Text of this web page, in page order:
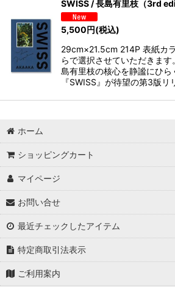
SWISS / 長島有里枝（3rd
5,500円(税込)
29cm×21.5cm 214P 表紙カ
らで選択させていただきま
島有里枝の核心を静謐にひら
『SWISS』が待望の第3版
ホーム
ショッピングカート
マイページ
お問い合せ
最近チェックしたアイテム
特定商取引法表示
ご利用案内